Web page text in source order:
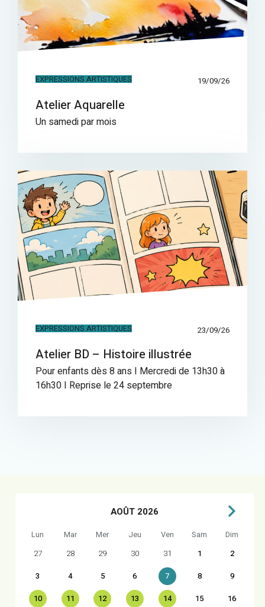
EXPRESSIONS ARTISTIQUES 19/09/26
Atelier Aquarelle
Un samedi par mois
EXPRESSIONS ARTISTIQUES 23/09/26
Atelier BD – Histoire illustrée
Pour enfants dès 8 ans I Mercredi de 13h30 à
16h30 I Reprise le 24 septembre
AOÛT 2026
Lun Mar Mer Jeu Ven Sam
Dim
27
28 29 30 31 1
2
3
4 5 6 7 8
9
10
11 12 13 14 15
16